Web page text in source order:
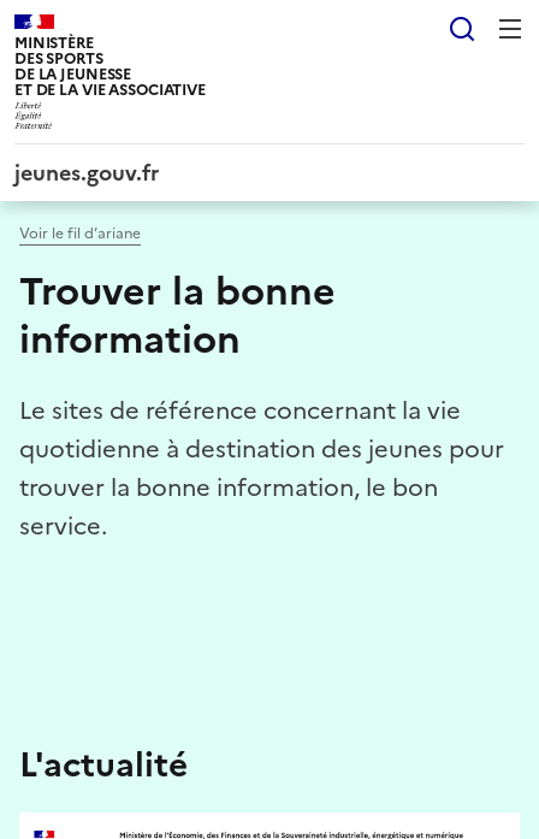
MINISTÈRE
DES SPORTS
DE LA JEUNESSE
ET DE LA VIE ASSOCIATIVE
jeunes.gouv.fr
Voir le fil d’ariane
Trouver la bonne
information
Le sites de référence concernant la vie
quotidienne à destination des jeunes pour
trouver la bonne information, le bon
service.
L'actualité
Panneau de gestion des cookies tarteaucitron